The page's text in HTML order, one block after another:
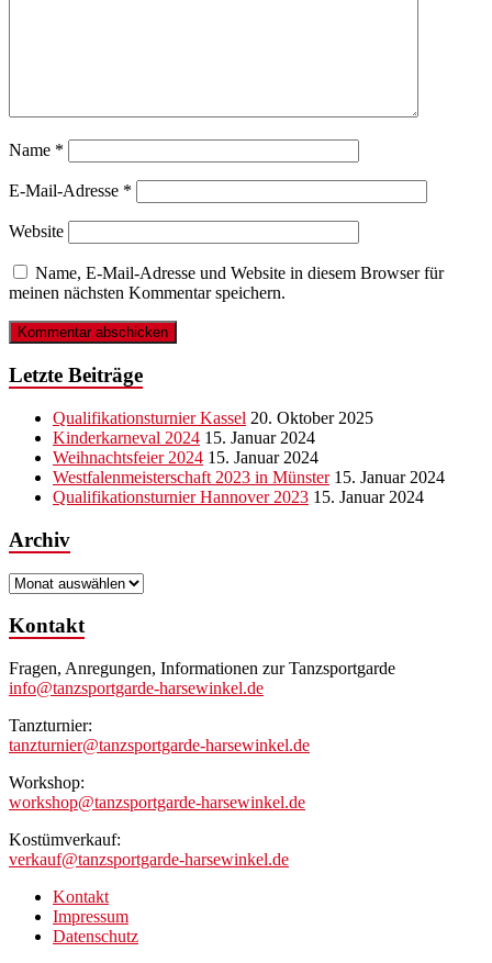
Name *
E-Mail-Adresse *
Website
Name, E-Mail-Adresse und Website in diesem Browser für
meinen nächsten Kommentar speichern.
Letzte Beiträge
Qualifikationsturnier Kassel 20. Oktober 2025
Kinderkarneval 2024 15. Januar 2024
Weihnachtsfeier 2024 15. Januar 2024
Westfalenmeisterschaft 2023 in Münster 15. Januar 2024
Qualifikationsturnier Hannover 2023 15. Januar 2024
Archiv
Archiv
Kontakt
Fragen, Anregungen, Informationen zur Tanzsportgarde
info@tanzsportgarde-harsewinkel.de
Tanzturnier:
tanzturnier@tanzsportgarde-harsewinkel.de
Workshop:
workshop@tanzsportgarde-harsewinkel.de
Kostümverkauf:
verkauf@tanzsportgarde-harsewinkel.de
Kontakt
Impressum
Datenschutz